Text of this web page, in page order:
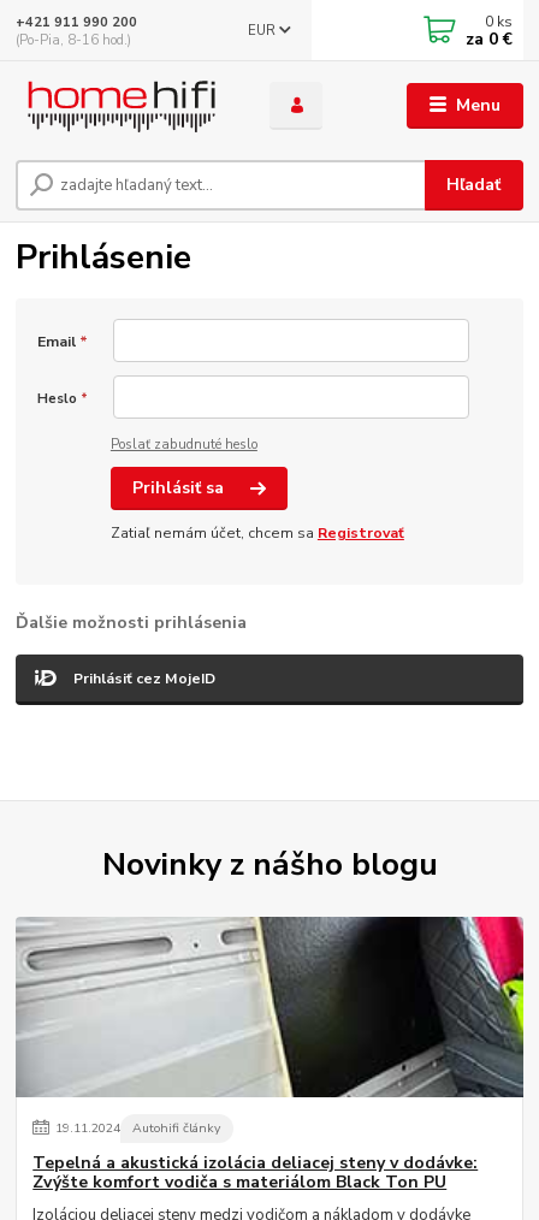
Menu
EUR
Hľadať
+421 911 990 200
(Po-Pia, 8-16 hod.)
0 ks
za 0 €
Prihlásenie
Email *
Heslo *
Poslať zabudnuté heslo
Prihlásiť sa
Zatiaľ nemám účet, chcem sa Registrovať
Ďalšie možnosti prihlásenia
Prihlásiť cez MojeID
Novinky z nášho blogu
19.11.2024 Autohifi články
Tepelná a akustická izolácia deliacej steny v dodávke:
Zvýšte komfort vodiča s materiálom Black Ton PU
Izoláciou deliacej steny medzi vodičom a nákladom v dodávke